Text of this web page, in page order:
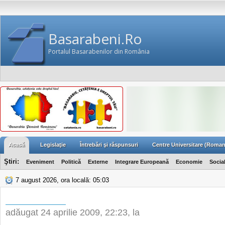
Basarabeni.Ro
Portalul Basarabenilor din România
Acasă Legislaţie Întrebări şi răspunsuri Centre Universitare
Ştiri: Eveniment Politică Externe Integrare Europeană Economie Social
7 august 2026, ora locală: 05:03
adăugat 24 aprilie 2009, 22:23, la